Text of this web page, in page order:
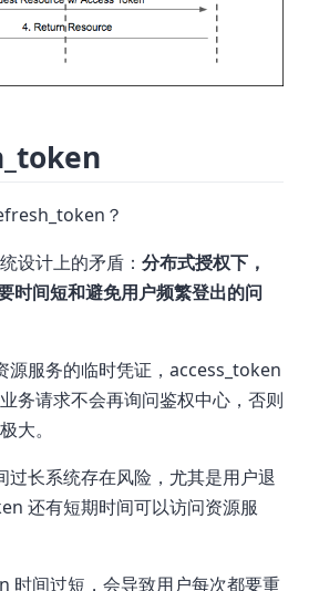
？
设计上的矛盾： 分布式授权下，
时间短和避免用户频繁登出的问
源服务的临时凭证，access_token
务请求不会再询问鉴权中心，否则
大。
长系统存在风险，尤其是用户退
还有短期时间可以访问资源服
时间过短，会导致用户每次都要重